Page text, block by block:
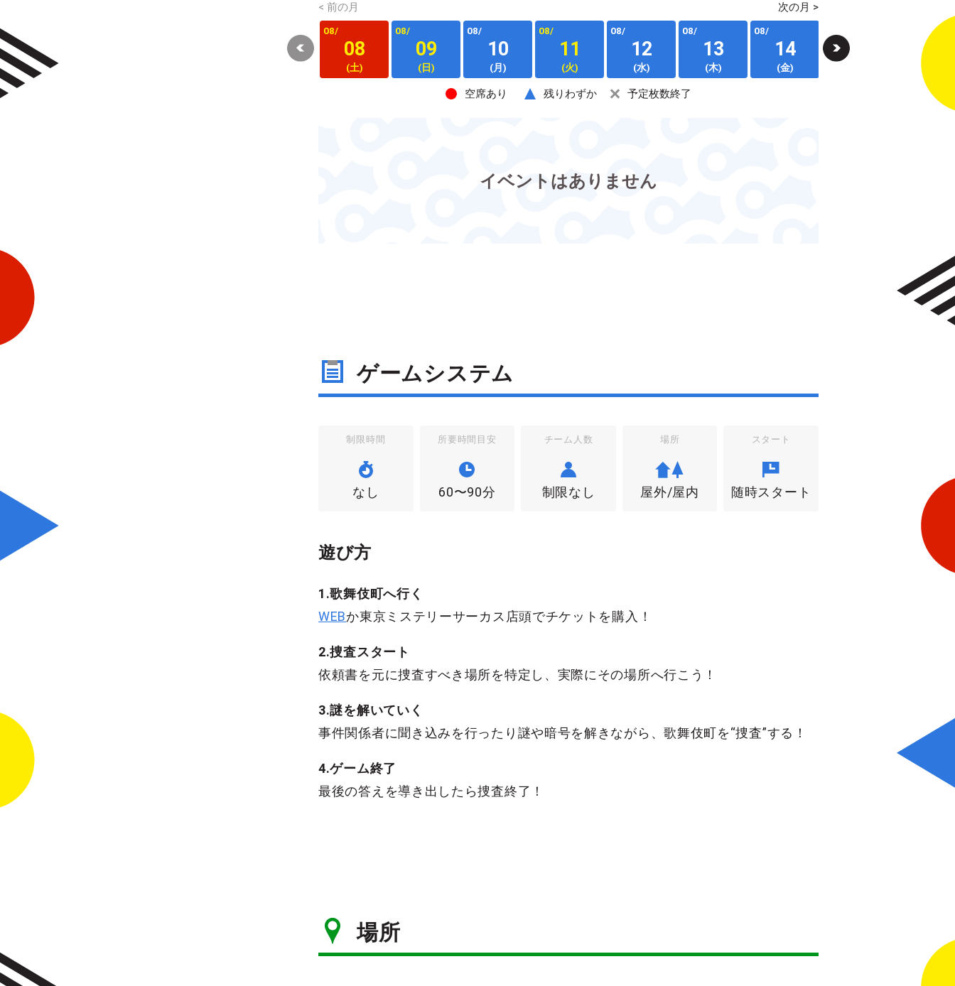
< 前の月 次の月 >
08/
08
(土)
08/
09
(日)
08/
10
(月)
08/
11
(火)
08/
12
(水)
08/
13
(木)
08/
14
(金)
15 16
(日)
空席あり 残りわずか 予定枚数終了
イベントはありません
ゲームシステム
制限時間
なし
所要時間目安
60〜90分
チーム人数
制限なし
場所
屋外/屋内
スタート
随時スタート
遊び方
1.歌舞伎町へ行く
WEBか東京ミステリーサーカス店頭でチケットを購入！
2.捜査スタート
依頼書を元に捜査すべき場所を特定し、実際にその場所へ行こう！
3.謎を解いていく
事件関係者に聞き込みを行ったり謎や暗号を解きながら、歌舞伎町を“捜査”する！
4.ゲーム終了
最後の答えを導き出したら捜査終了！
場所